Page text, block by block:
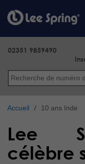
au
contenu
principal
02351 9859490
Accueil 10 ans Inde
Lee
célèbre